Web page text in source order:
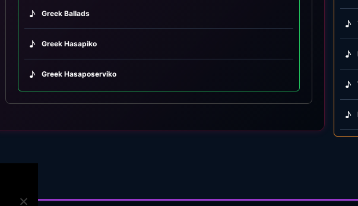
♪ Greek Ballads
♪ Greek Hasapiko
♪ Greek Hasaposerviko
♪ Greek Kamilieriko
♪ Greek Karsilamas
♪
♪
♪
♪
♪